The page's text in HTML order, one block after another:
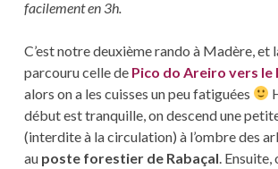
facilement en 3h.
C’est notre deuxième rando à Madère, et
parcouru celle de Pico do Areiro vers le
alors on a les cuisses un peu fatiguées
début est tranquille, on descend une
(interdite à la circulation) à l’ombre des
au poste forestier de Rabaçal .